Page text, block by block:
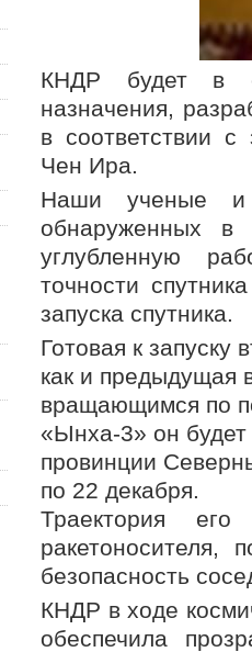
КНДР будет в
назначения,
в соответствии с
Чен Ира.
Наши ученые и
обнаруженных в
углубленную
точности
запуска спутника.
Готовая к запуску
как и предыдущая
вращающимся по
«Ынха-3» он
провинции
по 22 декабря.
Траектория
ракетоносителя,
безопасность
КНДР в ходе
обеспечила